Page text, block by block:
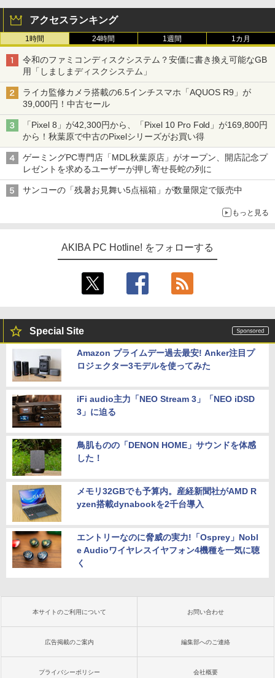
アクセスランキング
1時間 24時間 1週間 1カ月
令和のファミコンディスクシステム？安価に書き換え可能なGB
用「しましまディスクシステム」
ライカ監修カメラ搭載の6.5インチスマホ「AQUOS R9」が
39,000円！中古セール
「Pixel 8」が42,300円から、「Pixel 10 Pro Fold」が169,800円
から！秋葉原で中古のPixelシリーズがお買い得
ゲーミングPC専門店「MDL秋葉原店」がオープン、開店記念プ
レゼントを求めるユーザーが押し寄せ長蛇の列に
サンコーの「残暑お見舞い5点福箱」が数量限定で販売中
もっと見る
AKIBA PC Hotline! をフォローする
Special Site
Amazon プライムデー過去最安! Anker注目プ
ロジェクター3モデルを使ってみた
iFi audio主力「NEO Stream 3」「NEO iDSD
3」に迫る
鳥肌ものの「DENON HOME」サウンドを体感
した！
メモリ32GBでも予算内。産経新聞社がAMD R
yzen搭載dynabookを2千台導入
エントリーなのに脅威の実力!「Osprey」Nobl
e Audioワイヤレスイヤフォン4機種を一気に聴
く
本サイトのご利用について お問い合わせ
広告掲載のご案内 編集部へのご連絡
プライバシーポリシー 会社概要